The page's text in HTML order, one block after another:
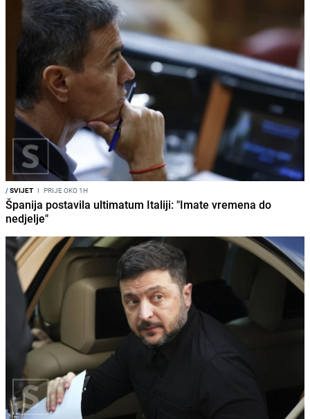
/SVIJET I PRIJE OKO 1H
Španija postavila ultimatum Italiji: "Imate vremena do
nedjelje"